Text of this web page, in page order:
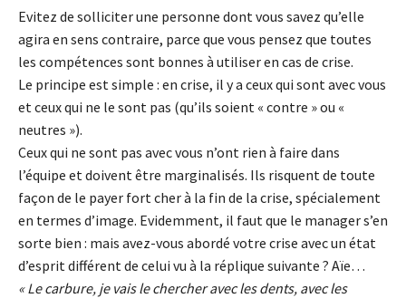
Evitez de solliciter une personne dont vous savez qu’elle
agira en sens contraire, parce que vous pensez que toutes
les compétences sont bonnes à utiliser en cas de crise.
Le principe est simple : en crise, il y a ceux qui sont avec vous
et ceux qui ne le sont pas (qu’ils soient « contre » ou «
neutres »).
Ceux qui ne sont pas avec vous n’ont rien à faire dans
l’équipe et doivent être marginalisés. Ils risquent de toute
façon de le payer fort cher à la fin de la crise, spécialement
en termes d’image. Evidemment, il faut que le manager s’en
sorte bien : mais avez-vous abordé votre crise avec un état
d’esprit différent de celui vu à la réplique suivante ? Aïe…
« Le carbure, je vais le chercher avec les dents, avec les